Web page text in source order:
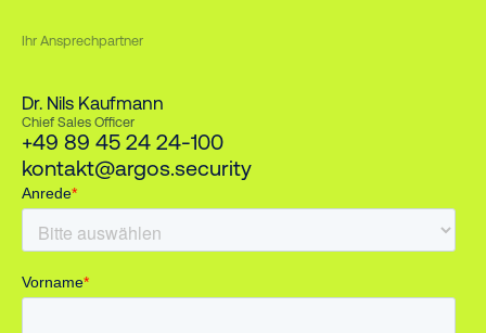
Ihr Ansprechpartner
Dr. Nils Kaufmann
Chief Sales Officer
+49 89 45 24 24-100
kontakt@argos.security